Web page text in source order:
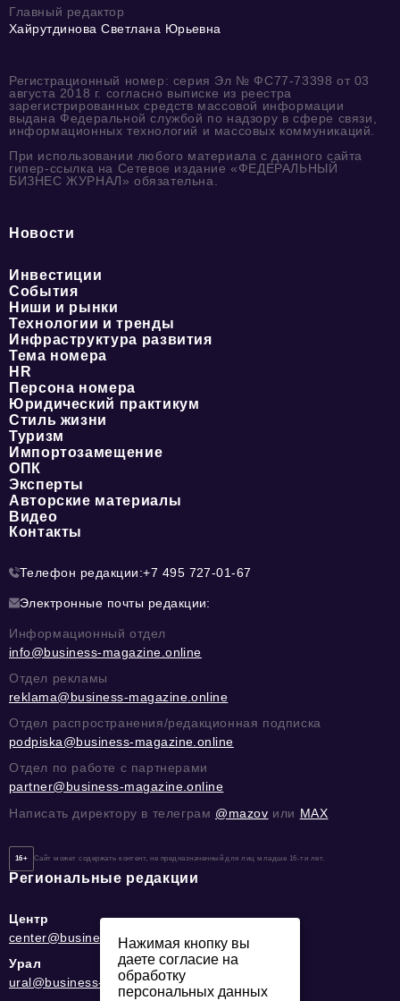
Главный редактор
Хайрутдинова Светлана Юрьевна
Регистрационный номер: серия Эл № ФС77-73398 от 03
августа 2018 г. согласно выписке из реестра
зарегистрированных средств массовой информации
выдана Федеральной службой по надзору в сфере связи,
информационных технологий и массовых коммуникаций.
При использовании любого материала с данного сайта
гипер-ссылка на Сетевое издание «ФЕДЕРАЛЬНЫЙ
БИЗНЕС ЖУРНАЛ» обязательна.
Новости
Инвестиции
События
Ниши и рынки
Технологии и тренды
Инфраструктура развития
Тема номера
HR
Персона номера
Юридический практикум
Стиль жизни
Туризм
Импортозамещение
ОПК
Эксперты
Авторские материалы
Видео
Контакты
Телефон редакции:+7 495 727-01-67
Электронные почты редакции:
Информационный отдел
info@business-magazine.online
Отдел рекламы
reklama@business-magazine.online
Отдел распространения/редакционная подписка
podpiska@business-magazine.online
Отдел по работе с партнерами
partner@business-magazine.online
Написать директору в телеграм @mazov или MAX
16+ Сайт может содержать контент, не предназначенный для лиц младше 16-ти лет.
Региональные редакции
Центр
center@business-magazine.online
Урал
ural@business-magazine.online
Нажимая кнопку вы
даете согласие на
обработку
персональных данных